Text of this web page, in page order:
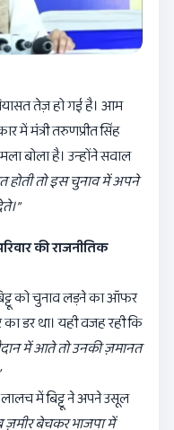
तेज़ हो गई है। आम
में मंत्री तरुणप्रीत सिंह
बोला है। उन्होंने सवाल
होती तो इस चुनाव में अपने
की राजनीतिक
को चुनाव लड़ने का ऑफर
डर था। यही वजह रही कि
में आते तो उनकी ज़मानत
में बिट्टू ने अपने उसूल
ज़मीर बेचकर भाजपा में